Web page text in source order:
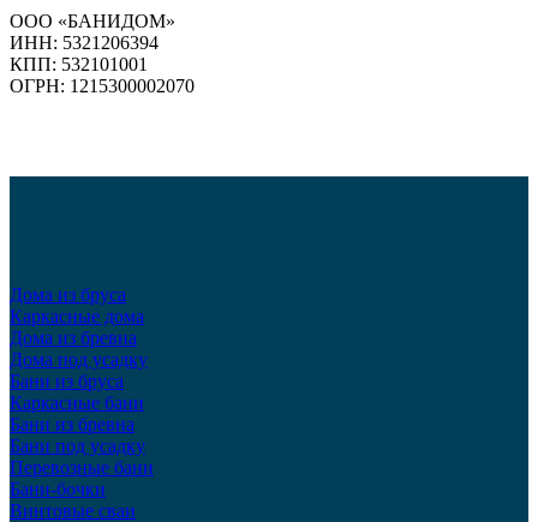
ООО «БАНИДОМ»
ИНН: 5321206394
КПП: 532101001
ОГРН: 1215300002070
Дома из бруса
Каркасные дома
Дома из бревна
Дома под усадку
Бани из бруса
Каркасные бани
Бани из бревна
Бани под усадку
Перевозные бани
Бани-бочки
Винтовые сваи